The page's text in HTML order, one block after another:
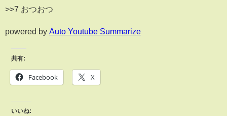
>>7 おつおつ
powered by Auto Youtube Summarize
共有:
Facebook X
いいね: